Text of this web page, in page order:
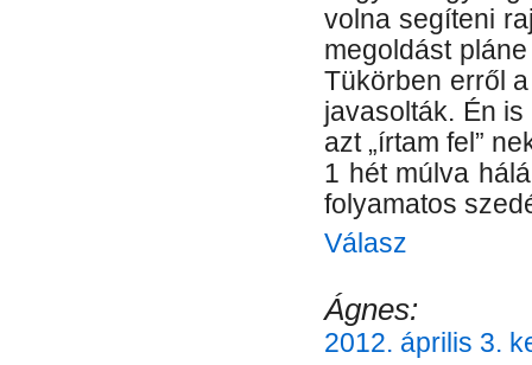
volna segíteni
megoldást
Tükörben erről
javasolták. Én
azt „írtam fel”
1 hét múlva
folyamatos
Válasz
Ágnes:
2012. április 3.